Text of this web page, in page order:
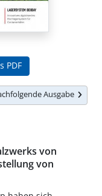
PDF
Ausgabe
von
von